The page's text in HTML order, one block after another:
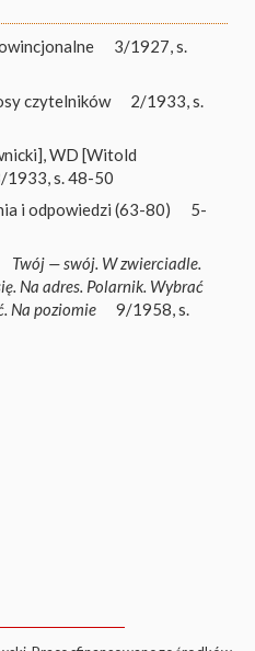
3/1927, s.
czytelników
2/1933, s.
,WD [Witold
1933, s. 48-50
i odpowiedzi (63-80)
5-
Twój — swój. W zwierciadle.
Na adres. Polarnik. Wybrać
Na poziomie
9/1958, s.